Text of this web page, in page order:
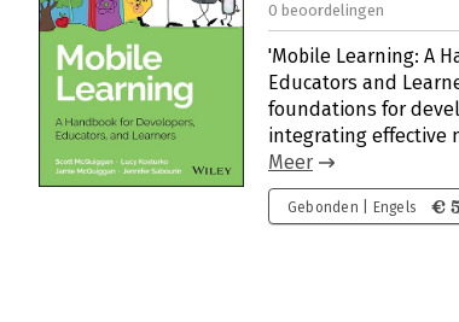
0 beoordelingen
'Mobile Learning: A
Educators and
foundations for
integrating effective
Meer
Gebonden | Engels €